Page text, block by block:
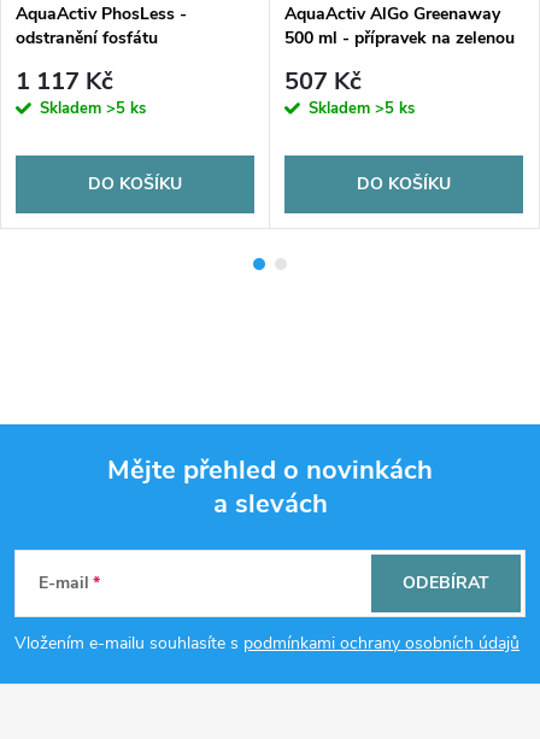
AquaActiv PhosLess -
odstranění fosfátu
1 117 Kč
Skladem >5 ks
DO KOŠÍKU
AquaActiv AlGo Greenaway
500 ml - přípravek na zelenou
507 Kč
Skladem >5 ks
DO KOŠÍKU
p
a
Mějte přehled o novinkách
a slevách
E-mail
Vložením e-mailu souhlasíte s podmínkami ochrany osobních údajů
ODEBÍRAT